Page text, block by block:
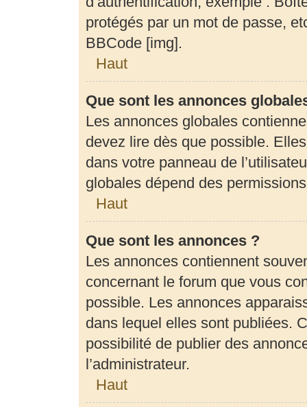
protégés par un mot de passe,
BBCode [img].
Haut
Que sont les annonces
Les annonces globales
devez lire dès que possible.
dans votre panneau de
globales dépend des
Haut
Que sont les annonces ?
Les annonces contiennent
concernant le forum que vous
possible. Les annonces
dans lequel elles sont publiées.
possibilité de publier des
l’administrateur.
Haut